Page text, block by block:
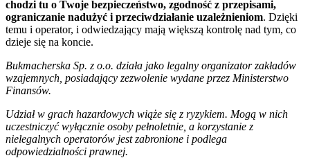
chodzi tu o Twoje bezpieczeństwo, zgodność z przepisami,
ograniczanie nadużyć i przeciwdziałanie uzależnieniom. Dzięki
temu i operator, i odwiedzający mają większą kontrolę nad tym, co
dzieje się na koncie.
Bukmacherska Sp. z o.o. działa jako legalny organizator zakładów
wzajemnych, posiadający zezwolenie wydane przez Ministerstwo
Finansów.
Udział w grach hazardowych wiąże się z ryzykiem. Mogą w nich
uczestniczyć wyłącznie osoby pełnoletnie, a korzystanie z
nielegalnych operatorów jest zabronione i podlega
odpowiedzialności prawnej.